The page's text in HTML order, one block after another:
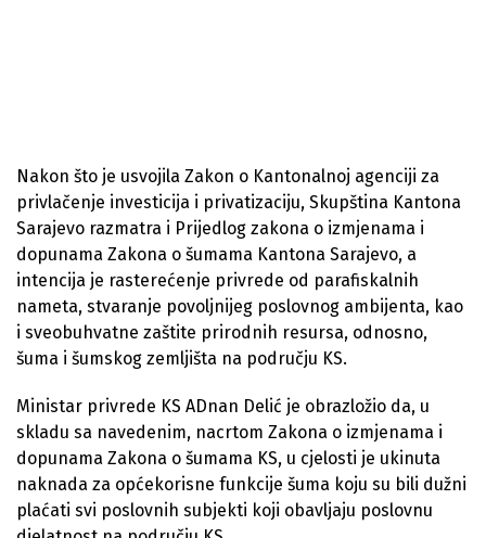
Nakon što je usvojila Zakon o Kantonalnoj agenciji za
privlačenje investicija i privatizaciju, Skupština Kantona
Sarajevo razmatra i Prijedlog zakona o izmjenama i
dopunama Zakona o šumama Kantona Sarajevo, a
intencija je rasterećenje privrede od parafiskalnih
nameta, stvaranje povoljnijeg poslovnog ambijenta, kao
i sveobuhvatne zaštite prirodnih resursa, odnosno,
šuma i šumskog zemljišta na području KS.
Ministar privrede KS ADnan Delić je obrazložio da, u
skladu sa navedenim, nacrtom Zakona o izmjenama i
dopunama Zakona o šumama KS, u cjelosti je ukinuta
naknada za općekorisne funkcije šuma koju su bili dužni
plaćati svi poslovnih subjekti koji obavljaju poslovnu